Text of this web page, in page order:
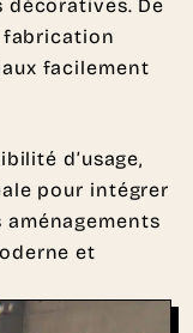
De
fabrication
facilement
d’usage,
pour intégrer
et